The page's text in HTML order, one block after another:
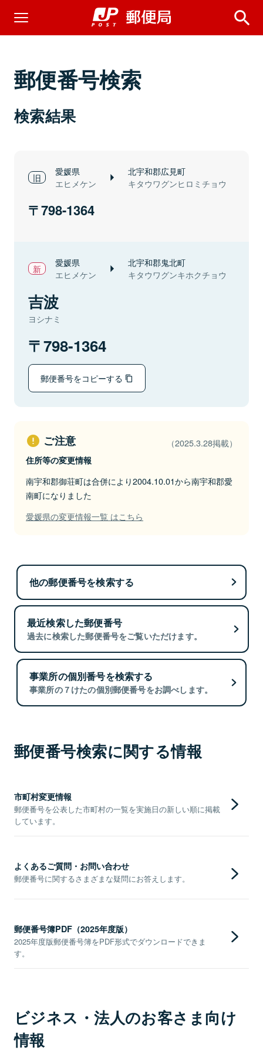
郵便番号検索
検索結果
愛媛県
エヒメケン
北宇和郡広見町
キタウワグンヒロミチョウ
798-1364
愛媛県
エヒメケン
北宇和郡鬼北町
キタウワグンキホクチョウ
吉波
ヨシナミ
798-1364
郵便番号をコピーする
ご注意 （2025.3.28掲載）
住所等の変更情報
南宇和郡御荘町は合併により2004.10.01から南宇和郡愛
南町になりました
愛媛県の変更情報一覧 はこちら
他の郵便番号を検索する
最近検索した郵便番号
過去に検索した郵便番号をご覧いただけます。
事業所の個別番号を検索する
事業所の７けたの個別郵便番号をお調べします。
郵便番号検索に関する情報
市町村変更情報
郵便番号を公表した市町村の一覧を実施日の新しい順に掲載
しています。
よくあるご質問・お問い合わせ
郵便番号に関するさまざまな疑問にお答えします。
郵便番号簿PDF（2025年度版）
2025年度版郵便番号簿をPDF形式でダウンロードできま
す。
ビジネス・法人のお客さま向け
情報